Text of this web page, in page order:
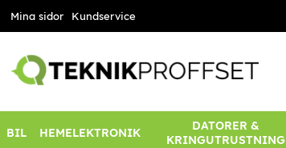
Mina sidor Kundservice
BIL HEMELEKTRONIK
DATORER &
KRINGUTRUSTNING